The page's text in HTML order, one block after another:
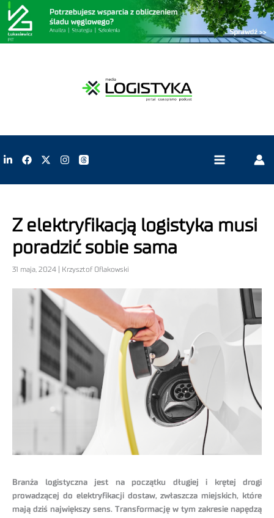
Z elektryfikacją logistyka musi
poradzić sobie sama
31 maja, 2024 | Krzysztof Oflakowski
Branża logistyczna jest na początku długiej i krętej drogi
prowadzącej do elektryfikacji dostaw, zwłaszcza miejskich, które
mają dziś największy sens. Transformację w tym zakresie napędzą